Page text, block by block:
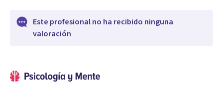
Este profesional no ha recibido ninguna
valoración